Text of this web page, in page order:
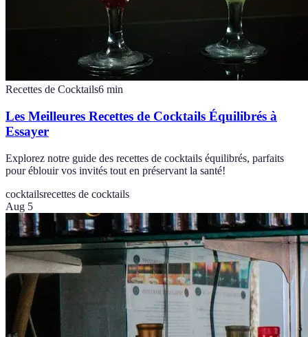
Recettes de Cocktails6 min
Les Meilleures Recettes de Cocktails Équilibrés à
Essayer
Explorez notre guide des recettes de cocktails équilibrés, parfaits
pour éblouir vos invités tout en préservant la santé!
cocktailsrecettes de cocktails
Aug 5